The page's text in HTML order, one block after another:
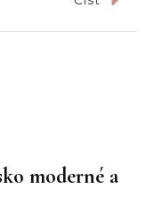
moderné a